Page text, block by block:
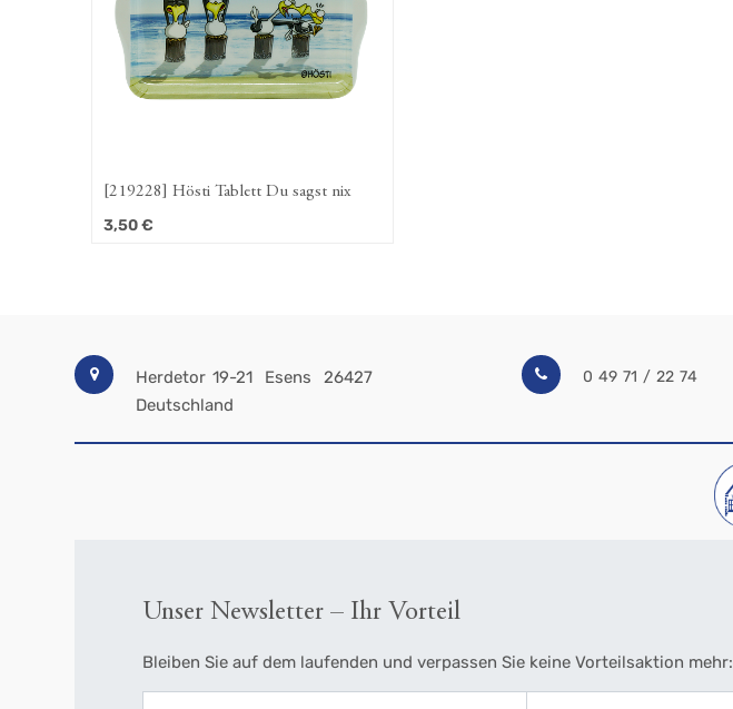
[219228] Hösti Tablett Du sagst nix
3,50€
Herdetor 19-21 Esens
26427
Deutschland
0 49 71 / 22 74
Unser Newsletter – Ihr Vorteil
Bleiben Sie auf dem laufenden und verpassen Sie keine Vorteilsaktion mehr: